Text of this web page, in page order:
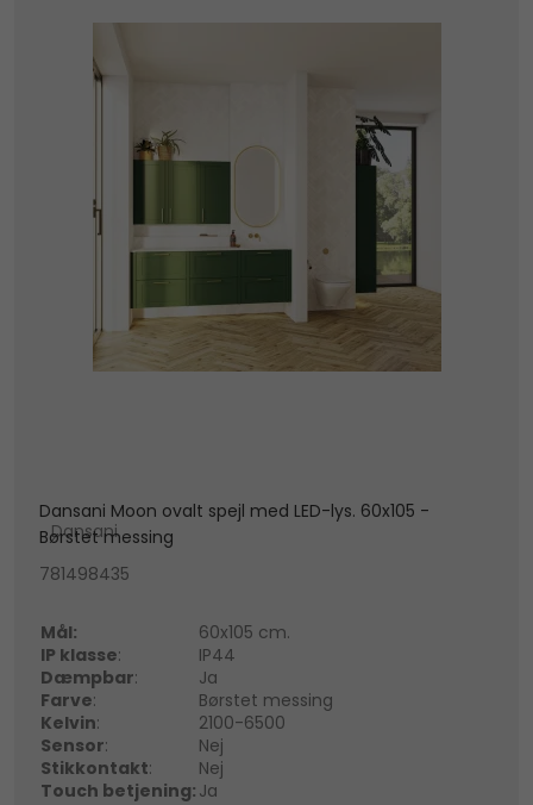
Dansani Moon ovalt spejl med LED-lys. 60x105 -
Børstet messing
Dansani
781498435
Mål:
60x105 cm.
IP klasse:
IP44
Dæmpbar:
Ja
Farve:
Børstet messing
Kelvin:
2100-6500
Sensor:
Nej
Stikkontakt:
Nej
Touch betjening: Ja